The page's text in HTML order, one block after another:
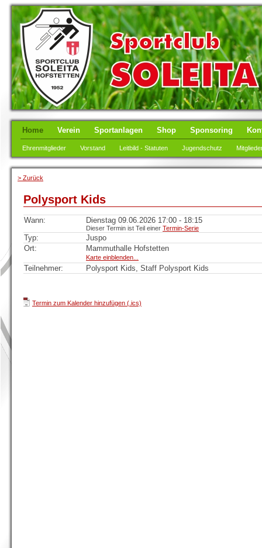
Home Verein Sportanlagen Shop Sponsoring
Ehrenmitglieder Vorstand Leitbild - Statuten Jugendschutz
> Zurück
Polysport Kids
Wann: Dienstag 09.06.2026 17:00 - 18:15
Dieser Termin ist Teil einer Termin-Serie
Typ:
Juspo
Ort:
Mammuthalle Hofstetten
Karte einblenden...
Teilnehmer: Polysport Kids, Staff Polysport Kids
Termin zum Kalender hinzufügen (.ics)